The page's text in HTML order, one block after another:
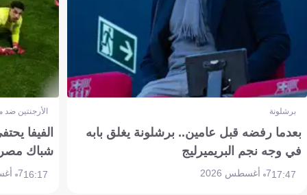
برشلونة
بعدما رفضه قبل عامين.. برشلونة يغلق بابه
في وجه نجم البريميرليج
17:477 أغسطس 2026
الأرجنتين
الفيفا
شباك
16:177 أغسطس 2026